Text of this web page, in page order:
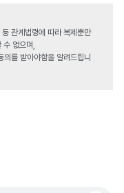
관계법령에 따라 복제뿐만
없으며,
를 받아야함을 알려드립니